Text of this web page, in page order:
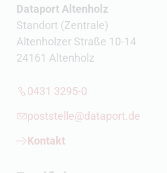
Dataport Altenholz
Standort (Zentrale)
Altenholzer Straße 10-14
24161 Altenholz
0431 3295-0
poststelle@dataport.de
Kontakt